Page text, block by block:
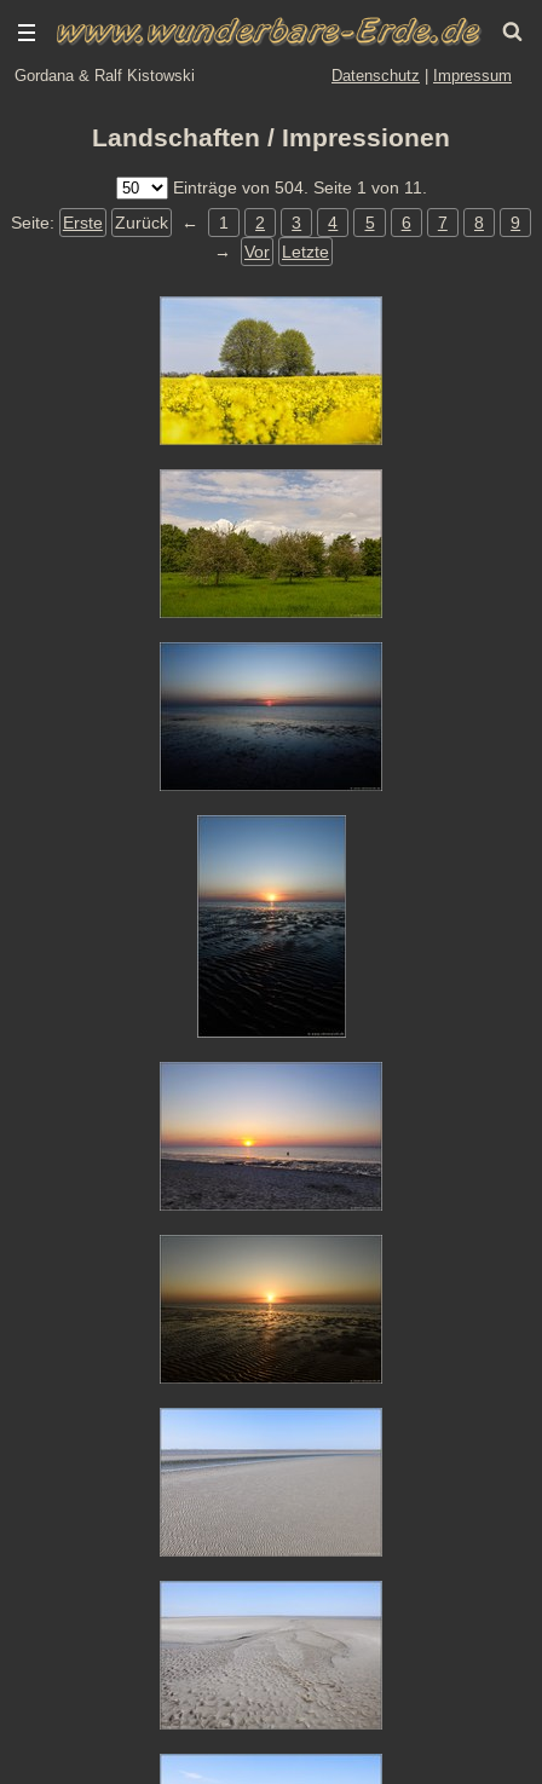
Gordana & Ralf Kistowski Datenschutz Impressum
Landschaften / Impressionen
Einträge von 504. Seite 1 von 11.
Seite: Erste Zurück ← 1 2 3 4 5 6 7 8
9
→
Vor Letzte